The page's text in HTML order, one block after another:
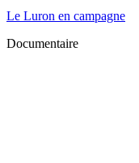
Le Luron en campagne
Documentaire